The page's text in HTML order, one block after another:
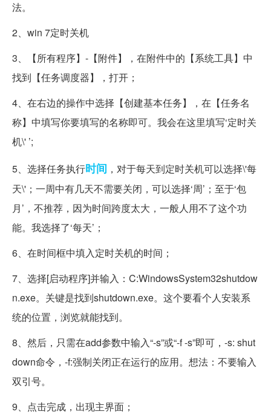
法。
2、win 7定时关机
3、【所有程序】-【附件】，在附件中的【系统工具】中
找到【任务调度器】，打开；
4、在右边的操作中选择【创建基本任务】，在【任务名
称】中填写你要填写的名称即可。我会在这里填写‘定时关
机\' ’;
5、选择任务执行时间 ，对于每天到定时关机可以选择\'每
天\'；一周中有几天不需要关闭，可以选择‘周’；至于‘包
月’，不推荐，因为时间跨度太大，一般人用不了这个功
能。我选择了‘每天’；
6、在时间框中填入定时关机的时间；
7、选择[启动程序]并输入：C:WindowsSystem32shutdow
n.exe。关键是找到shutdown.exe。这个要看个人安装系
统的位置，浏览就能找到。
8、然后，只需在add参数中输入“-s”或“-f -s”即可，-s: shut
down命令，-f:强制关闭正在运行的应用。想法：不要输入
双引号。
9、点击完成，出现主界面；